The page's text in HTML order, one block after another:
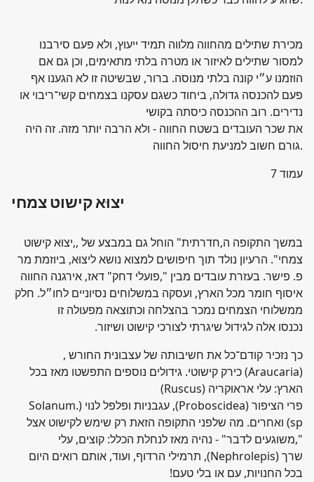
מכירת שתילים מהחווה מלווה תמיד ייעוץ, ולא פעם סירבנו
למסור שתילים לאיזור או מטרה בלתי מתאימים, וכן גם אם
הוזמנו ע״י קונה בלתי מנוסה. ברור, שבשיטה זו לא הגענו אף
פעם להכנסה גדולה, ביחוד כשגם עסקנו בצמחים קשי־ריבוי או
נדירים. רוב ההכנסה כיסתה בקושי
את שכר העובדים בשטח החווה - ולא הרבה יותר מזה. זה היה
גורם חשוב למניעת חיסול החווה.
7 עמוד
יצוּא קישוט צמחי
במשך התקופה ה,חדרתית" הוחל גם במבצע של ,,יצוּא קישוט
צמחי". הרעיון נולד תוך חיפושים למצוא נושא ליצוּא, ביוזמת מר
פ. פישר. בעזרת עובדים מבין ",פועלי דחק" דאז, אירגנה החווה
איסוף חומר מכל הארץ, ועסקה במשלוחים נסיוניים לחו״ל. חלק
ממשלוחי הצמחים נמכר בהצלחה וכתוצאה מפעולה זו
נכנסו אלה לגידול שיגרתי לצורכי קישוט ושיזור.
כך נזכיר קודם־כל את חשיבותה של עצבונית החורש ,
(Araucaria) כירק קישוטי. גידולים נוספים התפשטו מאז בכל
הארץ: עלי אראוּקריה (Ruscus)
פרי הציפור (Proboscidea), עגבניות ופלפל לנוי (.Solanum
sp) ואחרים. מה שלפני התקופה הזאת רק שימש לקישוט אצל
",משוגעים לדבר" - נהיה מאז לנחלת הכלל: קוצים, עלי
שרך (Nephrolepis), תרמילי הרדוף, ועוד, אותם רואים היום
בכל החנויות, עם או בלי טעם!